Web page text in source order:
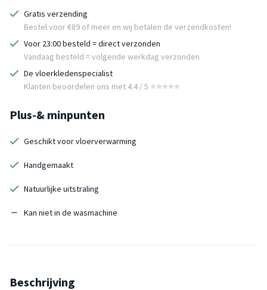
Gratis verzending
Bestel voor €89 of meer en wij betalen de verzendkosten!
Voor 23:00 besteld = direct verzonden
Vandaag besteld = volgende werkdag verzonden
De vloerkledenspecialist
Klanten beoordelen ons met 4.4 / 5 ⭐⭐⭐⭐⭐
Plus-& minpunten
Geschikt voor vloerverwarming
Handgemaakt
Natuurlijke uitstraling
Kan niet in de wasmachine
Beschrijving